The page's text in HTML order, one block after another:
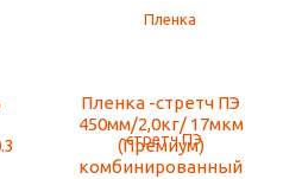
Пленка -стретч ПЭ
450мм/2,0кг/ 17мкм
(Премиум)
комбинированный